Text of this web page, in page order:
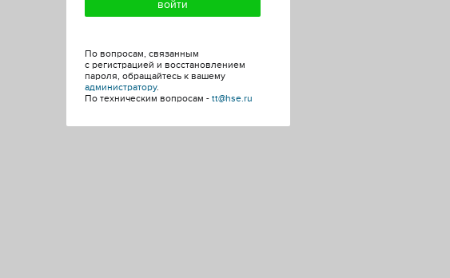
По вопросам, связанным
с регистрацией и восстановлением
пароля, обращайтесь к вашему
администратору.
По техническим вопросам - tt@hse.ru